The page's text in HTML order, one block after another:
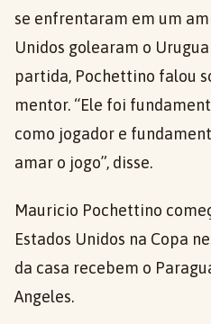
se enfrentaram em um
Unidos golearam o
partida, Pochettino falou
mentor. “Ele foi
como jogador e
amar o jogo”, disse.
Mauricio Pochettino
Estados Unidos na Copa
da casa recebem o
Angeles.